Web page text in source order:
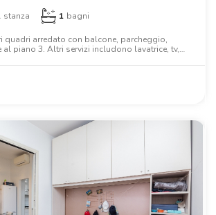
stanza 1 bagni
quadri arredato con balcone, parcheggio,
piano 3. Altri servizi includono lavatrice, tv,